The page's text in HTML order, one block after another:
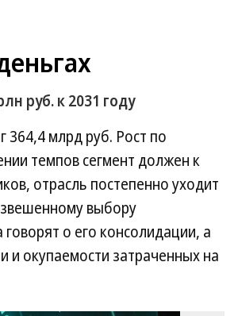
руб. к 2031 году
364,4 млрд руб. Рост по
темпов сегмент должен к
отрасль постепенно уходит
выбору
о его консолидации, а
и окупаемости затраченных на